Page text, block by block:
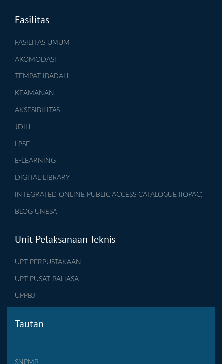
Fasilitas
FASILITAS UMUM
AKOMODASI
TEMPAT IBADAH
KEAMANAN
AKSESIBILITAS
JDIH
LPSE
E-LEARNING
DIGITAL LIBRARY
INTEGRATED ONLINE PUBLIC ACCESS CATALOGUE (IOPAC)
BLOG UNESA
Unit Pelaksanaan Teknis
UPT PERPUSTAKAAN
UPT PUSAT BAHASA
UPPBJ
Tautan
SNPMB